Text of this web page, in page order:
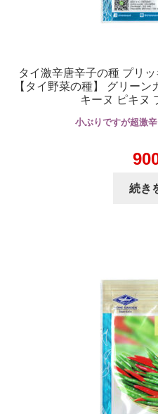
タイ激辛唐辛子の種 プリ
【タイ野菜の種】 グリー
キーヌ ピキヌ
小ぶりですが超激
続き